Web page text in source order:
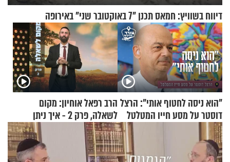
דיווח בשוויץ: חמאס תכנן "7 באוקטובר שני" באירופה
"הוא ניסה לחטוף אותי": הרצל
דוסטר על מסע חייו המטלטל
הרב רפאל אוחיון: מקום
לשאלה, פרק 2 - איך ניתן
להוכיח שהתורה משמיים?